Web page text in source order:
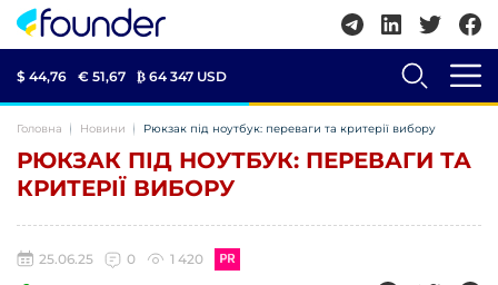
$ 44,76 € 51,67 ₿ 64 347 USD
Головна Новини Рюкзак під ноутбук: переваги та критерії вибору
РЮКЗАК ПІД НОУТБУК: ПЕРЕВАГИ ТА
КРИТЕРІЇ ВИБОРУ
25.06.25 0 1 420